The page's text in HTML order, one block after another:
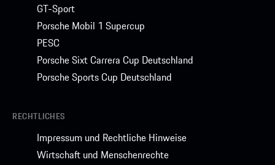
GT-Sport
Porsche Mobil 1 Supercup
PESC
Porsche Sixt Carrera Cup Deutschland
Porsche Sports Cup Deutschland
RECHTLICHES
Impressum und Rechtliche Hinweise
Wirtschaft und Menschenrechte